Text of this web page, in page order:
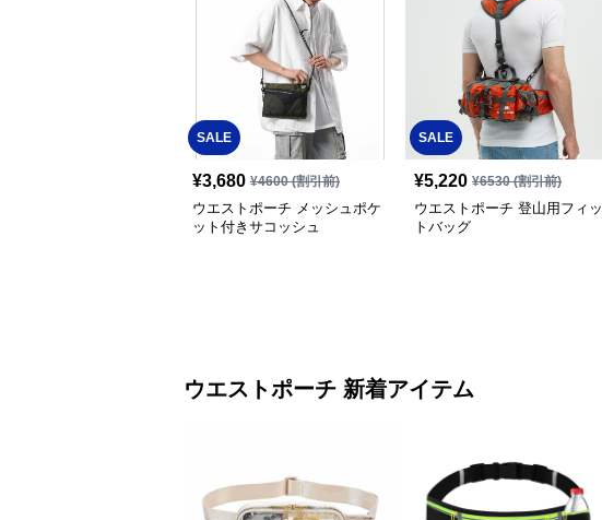
SALE
¥3,680 ¥4600(割引前)
ウエストポーチ メッシュポケ
ット付きサコッシュ
SALE
¥5,220 ¥6530(割引前)
ウエストポーチ 登山用フィッ
トバッグ
ウエストポーチ 新着アイテム